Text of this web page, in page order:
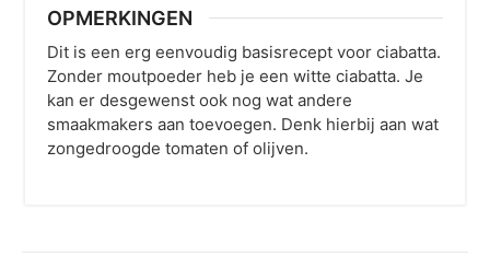
OPMERKINGEN
Dit is een erg eenvoudig basisrecept voor ciabatta.
Zonder moutpoeder heb je een witte ciabatta. Je
kan er desgewenst ook nog wat andere
smaakmakers aan toevoegen. Denk hierbij aan wat
zongedroogde tomaten of olijven.